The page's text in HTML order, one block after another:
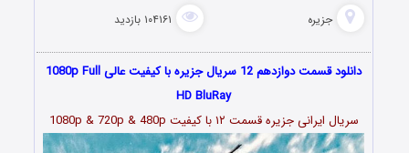
جزیره ۱۰۴۱۶۱ بازدید
دانلود قسمت دوازدهم 12 سریال جزیره با کیفیت عالی 1080p Full
HD BluRay
سریال ایرانی جزیره قسمت ۱۲ با کیفیت 1080p & 720p & 480p